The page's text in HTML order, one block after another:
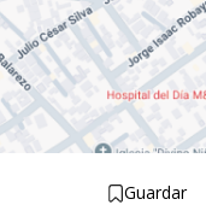
Guardar